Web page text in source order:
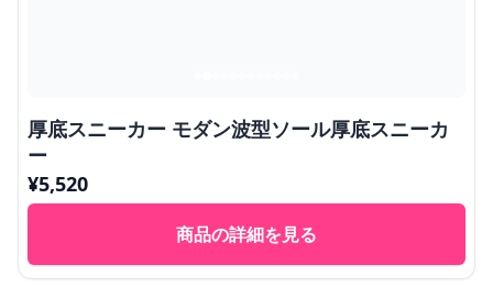
厚底スニーカー モダン波型ソール厚底スニーカ
ー
¥5,520
商品の詳細を見る